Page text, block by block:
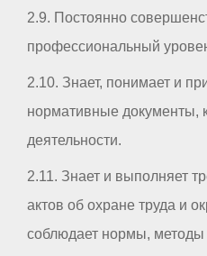
2.9. Постоянно
профессиональный
2.10. Знает, понимает и
нормативные документы,
деятельности.
2.11. Знает и выполняет
актов об охране труда и
соблюдает нормы,